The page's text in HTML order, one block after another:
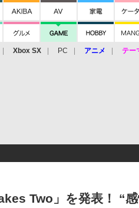
Xbox SX PC アニメ テー
Two」を発表！ “